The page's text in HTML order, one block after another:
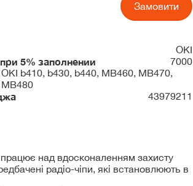
Замовити
OKI
5% заполнении 7000
OKI b410, b430, b440, MB460, MB470,
MB480
43979211
над вдосконаленням захисту
радіо-чіпи, які встановлюють в